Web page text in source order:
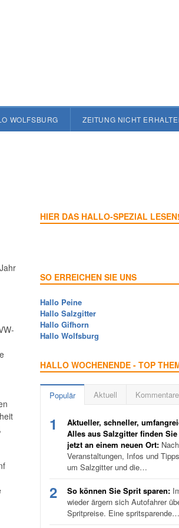
WOLFSBURG ZEITUNG NICHT
HIER DAS HALLO-SPEZIAL LESEN!
SO ERREICHEN SIE UNS
Hallo Peine
Hallo Salzgitter
Hallo Gifhorn
Hallo Wolfsburg
HALLO WOCHENENDE - TOP
Populär Aktuell Kommentare
1
Aktueller, schneller,
Alles aus Salzgitter finden
jetzt an einem neuen Ort:
Veranstaltungen, Infos und
um Salzgitter und die…
2 So können Sie Sprit sparen:
wieder ärgern sich Autofahrer
Spritpreise. Eine spritsparende…